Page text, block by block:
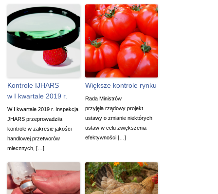
Kontrole IJHARS
w I kwartale 2019 r.
W I kwartale 2019 r. Inspekcja
JHARS przeprowadziła
kontrole w zakresie jakości
handlowej przetworów
mlecznych, […]
Większe kontrole rynku
Rada Ministrów
przyjęła rządowy projekt
ustawy o zmianie niektórych
ustaw w celu zwiększenia
efektywności […]